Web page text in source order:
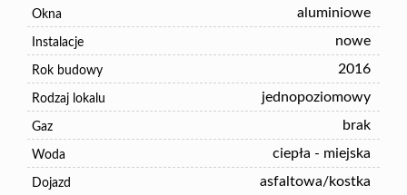
Okna aluminiowe
Instalacje nowe
Rok budowy 2016
Rodzaj lokalu jednopoziomowy
Gaz brak
Woda ciepła - miejska
Dojazd asfaltowa/kostka